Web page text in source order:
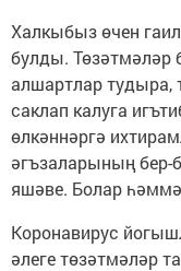
Халкыбыз өчен
булды. Төзәтмәләр
алшартлар тудыра,
саклап калуга
өлкәннәргә
әгъзаларының бер-
яшәве. Болар
Коронавирус
әлеге төзәтмәләр